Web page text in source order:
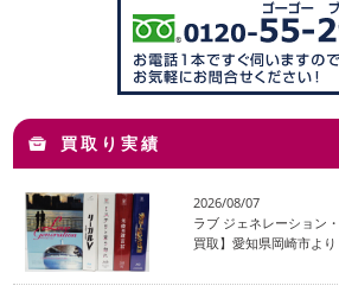
買取り実績
2026/08/07
ラブ ジェネレーション
買取】愛知県岡崎市より